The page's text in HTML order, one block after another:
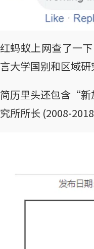
红蚂蚁上网查了一
言大学国别和区域研
简历里头还包含“新
究所所长 (2008-